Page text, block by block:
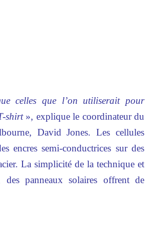
celles que l’on utiliserait pour
shirt», explique le coordinateur du
David Jones. Les cellules
encres semi-conductrices sur des
La simplicité de la technique et
panneaux solaires offrent de